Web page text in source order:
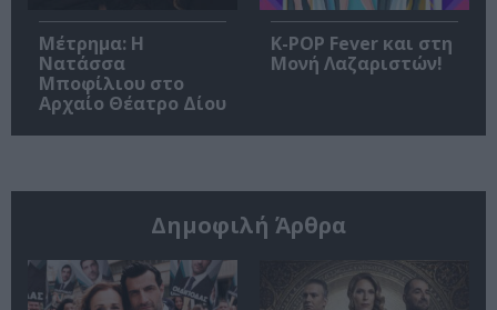
Μέτρημα: Η
Νατάσσα
Μποφίλιου στο
Αρχαίο Θέατρο Δίου
K-POP Fever και στη
Μονή Λαζαριστών!
Δημοφιλή Άρθρα